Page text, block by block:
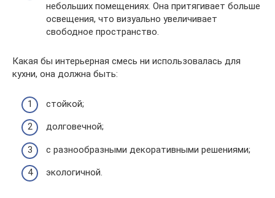
небольших помещениях. Она притягивает больше
освещения, что визуально увеличивает
свободное пространство.
Какая бы интерьерная смесь ни использовалась для
кухни, она должна быть:
стойкой;
долговечной;
с разнообразными декоративными решениями;
экологичной.